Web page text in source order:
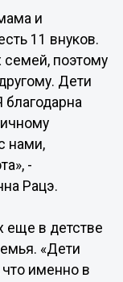
и
11 внуков.
поэтому
Дети
благодарна
нами,
-
Рацэ.
еще в детстве
«Дети
именно в